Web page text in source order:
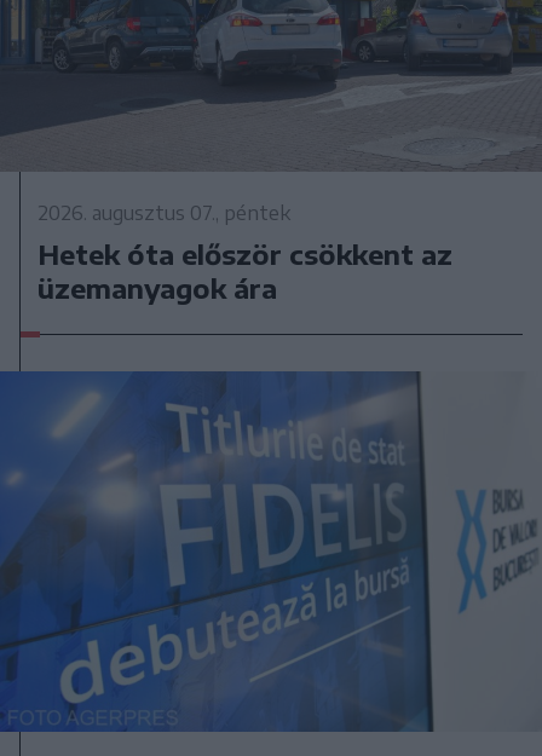
2026. augusztus 07., péntek
Hetek óta először csökkent az
üzemanyagok ára